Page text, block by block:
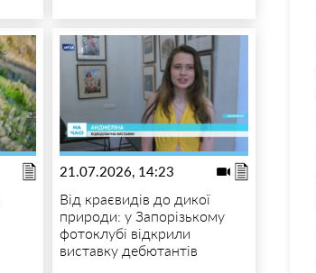
21.07.2026, 14:23
Від краєвидів до дикої
природи: у Запорізькому
фотоклубі відкрили
виставку дебютантів